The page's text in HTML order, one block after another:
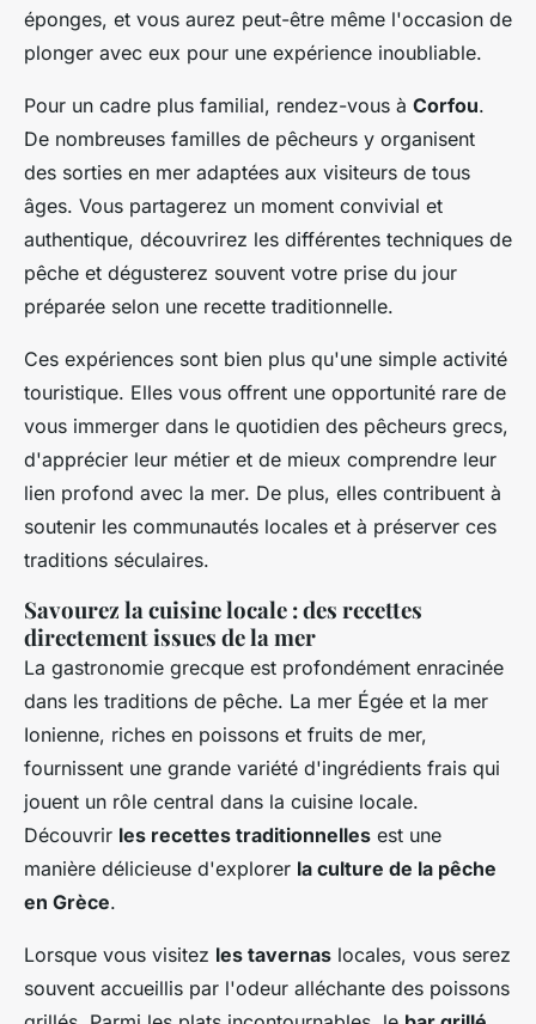
éponges, et vous aurez peut-être même l'occasion de
plonger avec eux pour une expérience inoubliable.
Pour un cadre plus familial, rendez-vous à Corfou.
De nombreuses familles de pêcheurs y organisent
des sorties en mer adaptées aux visiteurs de tous
âges. Vous partagerez un moment convivial et
authentique, découvrirez les différentes techniques de
pêche et dégusterez souvent votre prise du jour
préparée selon une recette traditionnelle.
Ces expériences sont bien plus qu'une simple activité
touristique. Elles vous offrent une opportunité rare de
vous immerger dans le quotidien des pêcheurs grecs,
d'apprécier leur métier et de mieux comprendre leur
lien profond avec la mer. De plus, elles contribuent à
soutenir les communautés locales et à préserver ces
traditions séculaires.
Savourez la cuisine locale : des recettes
directement issues de la mer
La gastronomie grecque est profondément enracinée
dans les traditions de pêche. La mer Égée et la mer
Ionienne, riches en poissons et fruits de mer,
fournissent une grande variété d'ingrédients frais qui
jouent un rôle central dans la cuisine locale.
Découvrir les recettes traditionnelles est une
manière délicieuse d'explorer la culture de la pêche
en Grèce.
Lorsque vous visitez les tavernas locales, vous serez
souvent accueillis par l'odeur alléchante des poissons